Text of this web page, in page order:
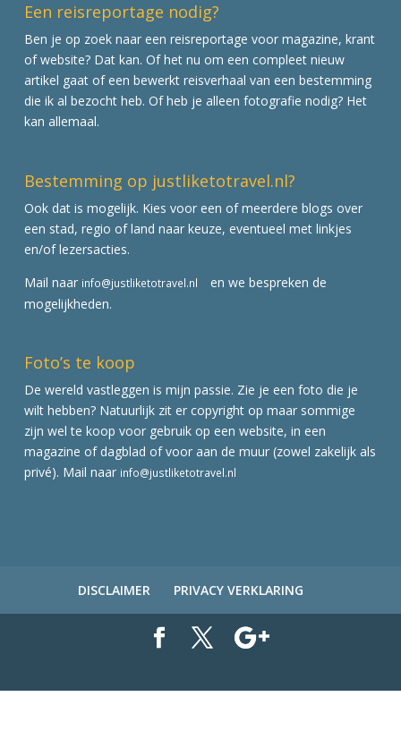
Een reisreportage nodig?
Ben je op zoek naar een reisreportage voor magazine, krant
of website? Dat kan. Of het nu om een compleet nieuw
artikel gaat of een bewerkt reisverhaal van een bestemming
die ik al bezocht heb. Of heb je alleen fotografie nodig? Het
kan allemaal.
Bestemming op justliketotravel.nl?
Ook dat is mogelijk. Kies voor een of meerdere blogs over
een stad, regio of land naar keuze, eventueel met linkjes
en/of lezersacties.
Mail naar info@justliketotravel.nl
en we bespreken de
mogelijkheden.
Foto’s te koop
De wereld vastleggen is mijn passie. Zie je een foto die je
wilt hebben? Natuurlijk zit er copyright op maar sommige
zijn wel te koop voor gebruik op een website, in een
magazine of dagblad of voor aan de muur (zowel zakelijk als
privé). Mail naar info@justliketotravel.nl
DISCLAIMER PRIVACY VERKLARING